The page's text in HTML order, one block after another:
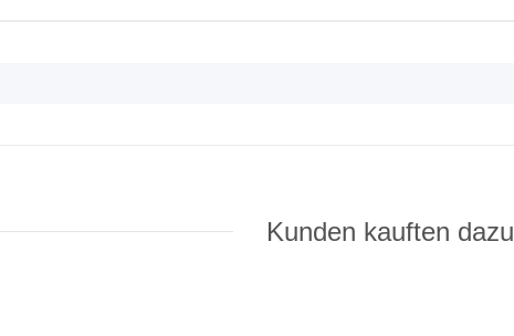
Kunden kauften